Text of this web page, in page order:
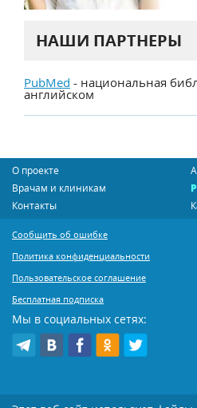
НАШИ ПАРТНЕРЫ
PubMed - национальная
английском
О проекте
Врачам и клиникам
Контакты
Сообщить об ошибке
Политика конфиденциальности
Пользовательское соглашение
Бесплатная подписка
Мы в социальных сетях: